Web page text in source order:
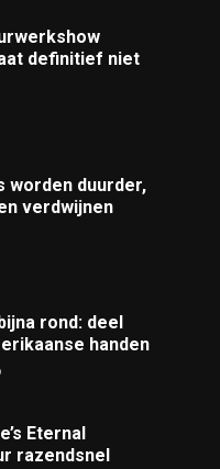
definitief niet
worden duurder,
verdwijnen
rond: deel
handen
Eternal
razendsnel